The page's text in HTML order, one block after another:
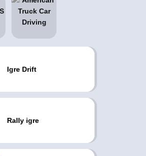
Igre Drift
Rally igre